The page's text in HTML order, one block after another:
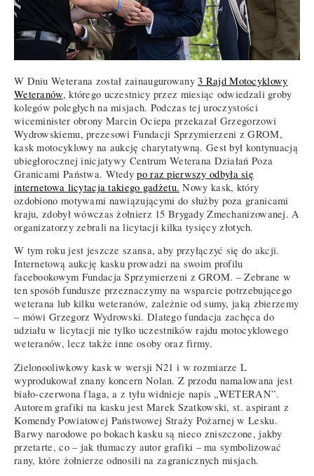
W Dniu Weterana został zainaugurowany3 Rajd Motocyklowy
Weteranów, którego uczestnicy przez miesiąc odwiedzali groby
kolegów poległych na misjach. Podczas tej uroczystości
wiceminister obrony Marcin Ociepa przekazał Grzegorzowi
Wydrowskiemu, prezesowi Fundacji Sprzymierzeni z GROM,
kask motocyklowy na aukcję charytatywną. Gest był kontynuacją
ubiegłorocznej inicjatywy Centrum Weterana Działań Poza
Granicami Państwa. Wtedypo raz pierwszy odbyła się
internetowa licytacja takiego gadżetu. Nowy kask, który
ozdobiono motywami nawiązującymi do służby poza granicami
kraju, zdobył wówczas żołnierz 15 Brygady Zmechanizowanej. A
organizatorzy zebrali na licytacji kilka tysięcy złotych.
W tym roku jest jeszcze szansa, aby przyłączyć się do akcji.
Internetową aukcję kasku prowadzi na swoim profilu
facebookowym Fundacja Sprzymierzeni z GROM. – Zebrane w
ten sposób fundusze przeznaczymy na wsparcie potrzebującego
weterana lub kilku weteranów, zależnie od sumy, jaką zbierzemy
– mówi Grzegorz Wydrowski. Dlatego fundacja zachęca do
udziału w licytacji nie tylko uczestników rajdu motocyklowego
weteranów, lecz także inne osoby oraz firmy.
Zielonooliwkowy kask w wersji N21 i w rozmiarze L
wyprodukował znany koncern Nolan. Z przodu namalowana jest
biało-czerwona flaga, a z tyłu widnieje napis „WETERAN”.
Autorem grafiki na kasku jest Marek Szatkowski, st. aspirant z
Komendy Powiatowej Państwowej Straży Pożarnej w Lesku.
Barwy narodowe po bokach kasku są nieco zniszczone, jakby
przetarte, co – jak tłumaczy autor grafiki – ma symbolizować
rany, które żołnierze odnosili na zagranicznych misjach.